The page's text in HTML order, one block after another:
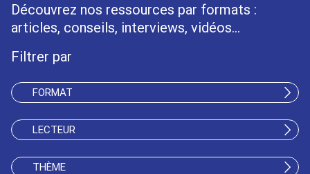
Découvrez nos ressources par formats :
articles, conseils, interviews, vidéos...
Filtrer par
FORMAT
LECTEUR
THÈME